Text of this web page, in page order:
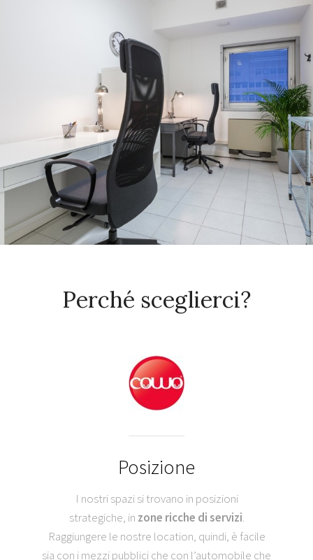
Perché sceglierci?
Posizione
I nostri spazi si trovano in posizioni
strategiche, in zone ricche di servizi.
Raggiungere le nostre location, quindi, è facile
sia con i mezzi pubblici che con l’automobile che